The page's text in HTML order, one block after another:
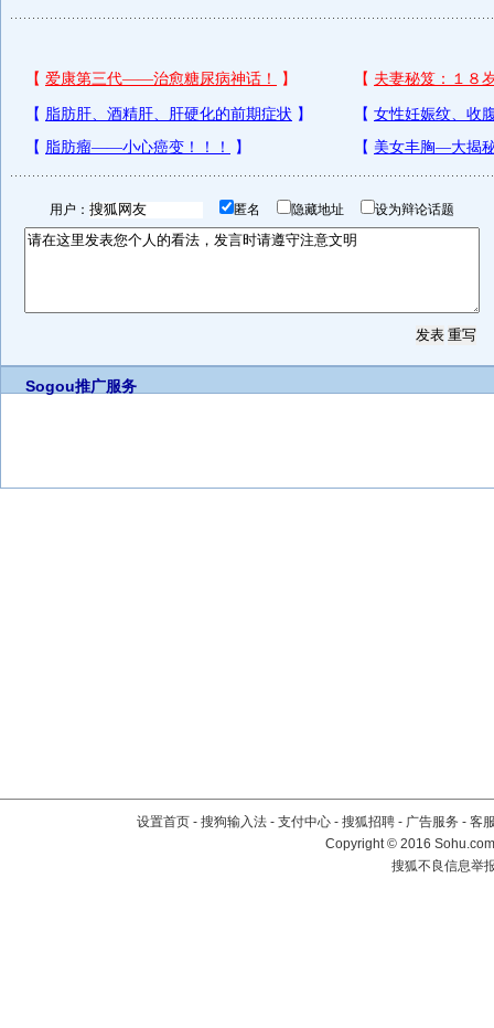
用户： 匿名 隐藏地址 设为辩论话题
Sogou推广服务
设置首页 - 搜狗输入法 - 支付中心 - 搜狐招聘 - 广告服务 - 客
Copyright©2016
搜狐不良信息举